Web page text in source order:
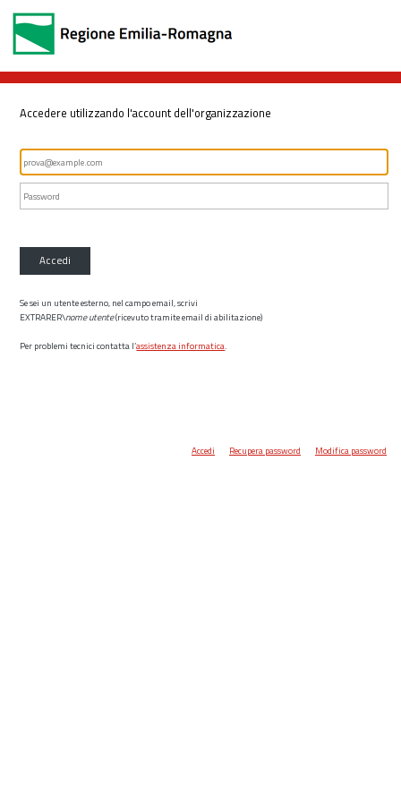
Accedere utilizzando l'account dell'organizzazione
Accedi
Se sei un utente esterno, nel campo email, scrivi
EXTRARER\nome utente(ricevuto tramite email di abilitazione)
Per problemi tecnici contatta l’assistenza informatica.
Accedi Recupera password Modifica password